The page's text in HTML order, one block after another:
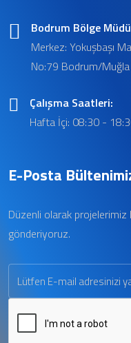
Bodrum Bölge
Merkez: Yokuşbaşı
No:79 Bodrum/Muğla
Çalışma Saatleri:
Hafta İçi: 08:30 -
E-Posta
Düzenli olarak projelerimiz
gönderiyoruz.